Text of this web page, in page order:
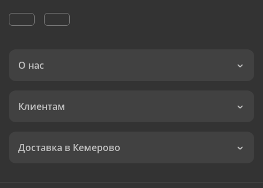
О нас
Клиентам
Доставка в Кемерово